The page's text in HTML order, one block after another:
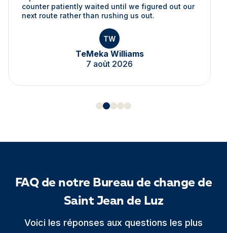
counter patiently waited until we figured out our
next route rather than rushing us out.
TW
TeMeka Williams
7 août 2026
FAQ de notre Bureau de change de
Saint Jean de Luz
Voici les réponses aux questions les plus